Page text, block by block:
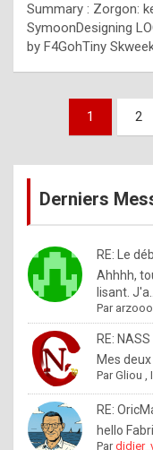
Summary : Zorgon:
SymoonDesigning
by F4GohTiny
Pagination
publications
1 2
Derniers
RE: Le
Ahhhh,
lisant.
Par
RE:
Mes
ParGliou ,
RE:
hello
Par